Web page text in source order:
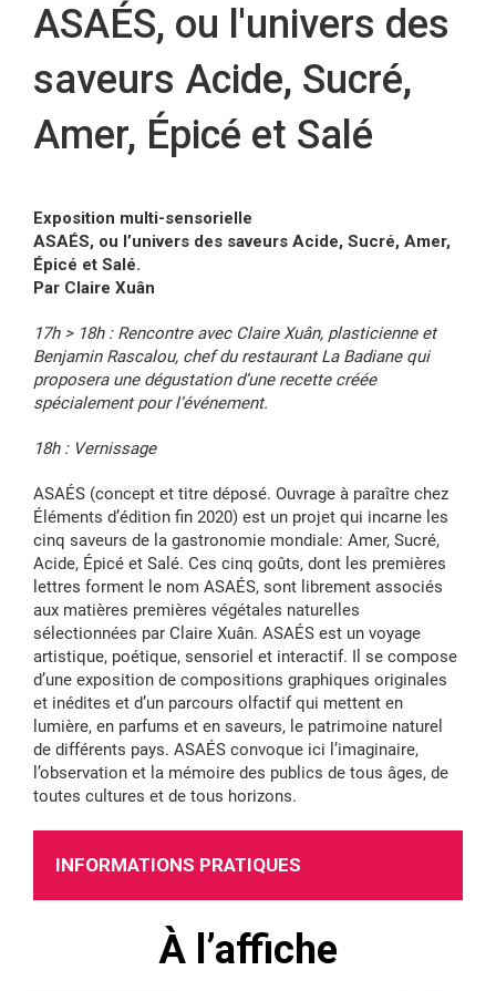
ASAÉS, ou l'univers des
saveurs Acide, Sucré,
Amer, Épicé et Salé
Exposition multi-sensorielle
ASAÉS, ou l’univers des saveurs Acide, Sucré, Amer,
Épicé et Salé.
Par Claire Xuân
17h > 18h : Rencontre avec Claire Xuân, plasticienne et
Benjamin Rascalou, chef du restaurant La Badiane qui
proposera une dégustation d’une recette créée
spécialement pour l’événement.
18h : Vernissage
ASAÉS (concept et titre déposé. Ouvrage à paraître chez
Éléments d’édition fin 2020) est un projet qui incarne les
cinq saveurs de la gastronomie mondiale: Amer, Sucré,
Acide, Épicé et Salé. Ces cinq goûts, dont les premières
lettres forment le nom ASAÉS, sont librement associés
aux matières premières végétales naturelles
sélectionnées par Claire Xuân. ASAÉS est un voyage
artistique, poétique, sensoriel et interactif. Il se compose
d’une exposition de compositions graphiques originales
et inédites et d’un parcours olfactif qui mettent en
lumière, en parfums et en saveurs, le patrimoine naturel
de différents pays. ASAÉS convoque ici l’imaginaire,
l’observation et la mémoire des publics de tous âges, de
toutes cultures et de tous horizons.
INFORMATIONS PRATIQUES
À l’affiche